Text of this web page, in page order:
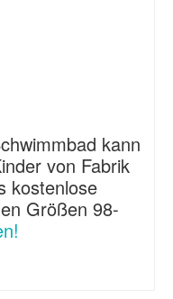
kann
von Fabrik
kostenlose
Größen 98-